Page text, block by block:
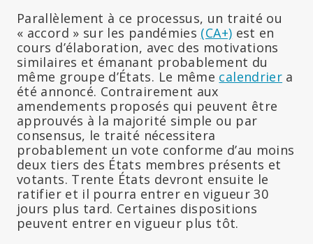
Parallèlement à ce processus, un traité ou
« accord » sur les pandémies (CA+) est en
cours d’élaboration, avec des motivations
similaires et émanant probablement du
même groupe d’États. Le même calendrier a
été annoncé. Contrairement aux
amendements proposés qui peuvent être
approuvés à la majorité simple ou par
consensus, le traité nécessitera
probablement un vote conforme d’au moins
deux tiers des États membres présents et
votants. Trente États devront ensuite le
ratifier et il pourra entrer en vigueur 30
jours plus tard. Certaines dispositions
peuvent entrer en vigueur plus tôt.